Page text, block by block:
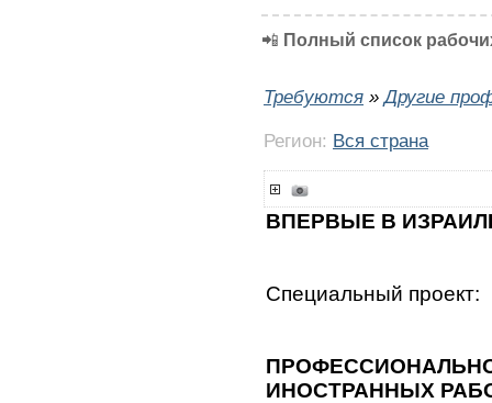
📲 Полный список
Требуются »Другие
Регион: Вся страна
ВПЕРВЫЕ В
Специальный проект:
ИНОСТРАННЫХ